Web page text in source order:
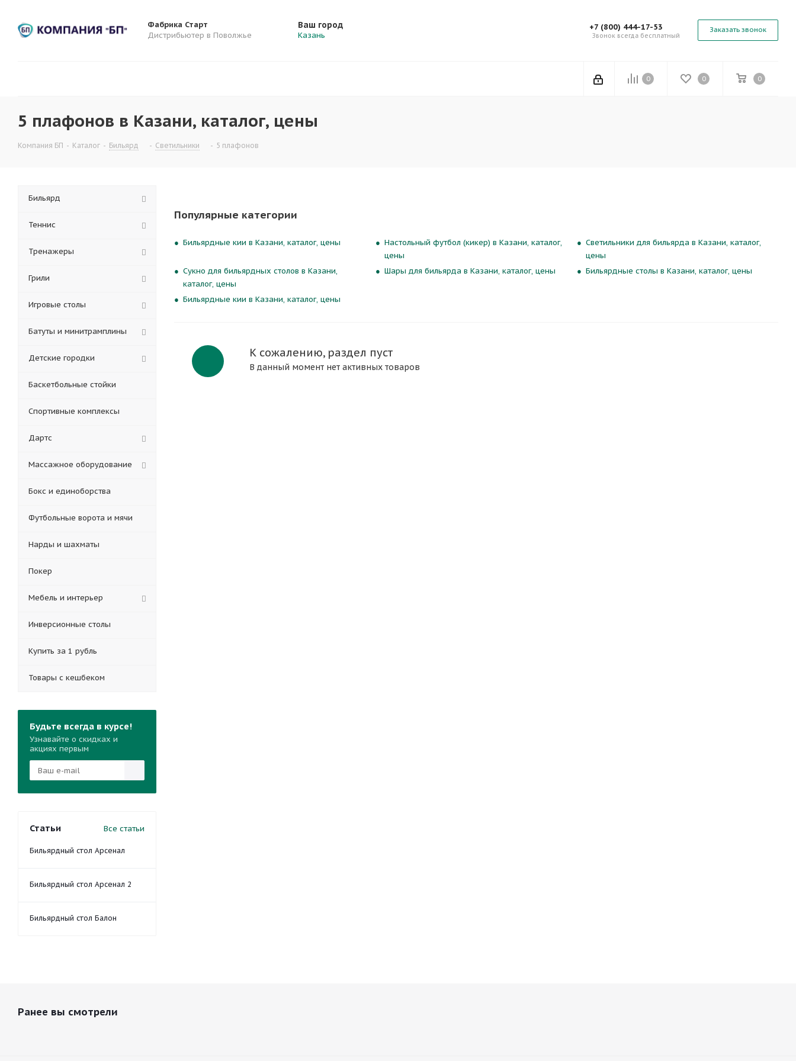
Фабрика Старт
Дистрибьютер в Поволжье
Ваш город
Казань
+7 (800) 444-17-53
Звонок всегда бесплатный
Заказать звонок
0 0 0
5 плафонов в Казани, каталог, цены
Компания БП - Каталог - Бильярд - Светильники - 5 плафонов
Популярные категории
Бильярдные кии в Казани, каталог, цены
Настольный футбол (кикер) в Казани, каталог,
цены
Светильники для бильярда в Казани, каталог,
цены
Сукно для бильярдных столов в Казани,
каталог, цены
Шары для бильярда в Казани, каталог, цены Бильярдные столы в Казани, каталог, цены
Бильярдные кии в Казани, каталог, цены
К сожалению, раздел пуст
В данный момент нет активных товаров
Бильярд
Теннис
Тренажеры
Грили
Игровые столы
Батуты и минитрамплины
Детские городки
Баскетбольные стойки
Спортивные комплексы
Дартс
Массажное оборудование
Бокс и единоборства
Футбольные ворота и мячи
Нарды и шахматы
Покер
Мебель и интерьер
Инверсионные столы
Купить за 1 рубль
Товары с кешбеком
Будьте всегда в курсе!
Узнавайте о скидках и
акциях первым
Статьи Все статьи
Бильярдный стол Арсенал
Бильярдный стол Арсенал 2
Бильярдный стол Балон
Ранее вы смотрели